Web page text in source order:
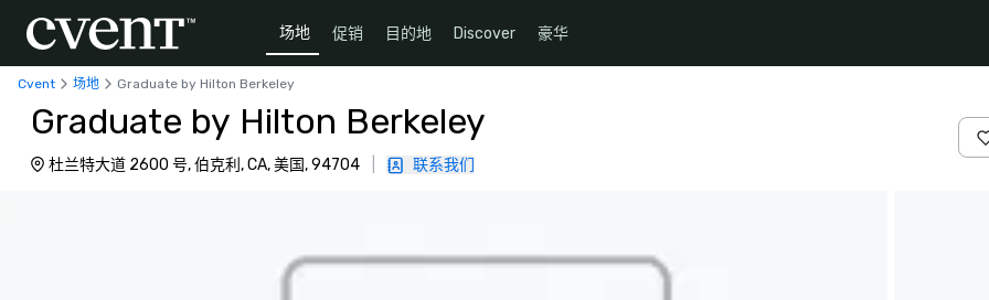
场地 促销 目的地 Discover 豪华
Cvent 场地 Graduate by Hilton Berkeley
Graduate by Hilton Berkeley
杜兰特大道 2600 号, 伯克利, CA, 美国, 94704 联系我们